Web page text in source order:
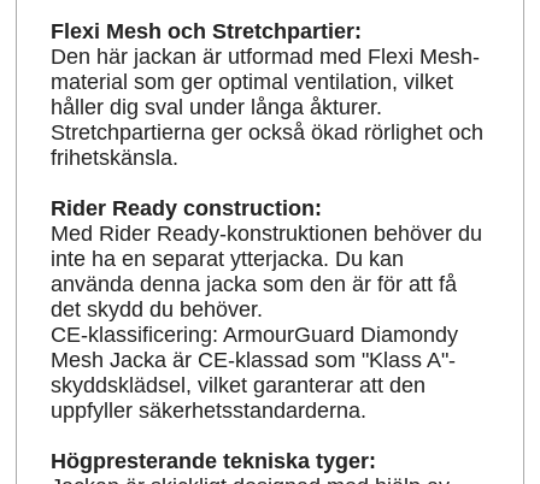
Flexi Mesh och Stretchpartier:
Den här jackan är utformad med Flexi Mesh-
material som ger optimal ventilation, vilket
håller dig sval under långa åkturer.
Stretchpartierna ger också ökad rörlighet och
frihetskänsla.
Rider Ready construction:
Med Rider Ready-konstruktionen behöver du
inte ha en separat ytterjacka. Du kan
använda denna jacka som den är för att få
det skydd du behöver.
CE-klassificering: ArmourGuard Diamondy
Mesh Jacka är CE-klassad som "Klass A"-
skyddsklädsel, vilket garanterar att den
uppfyller säkerhetsstandarderna.
Högpresterande tekniska tyger: